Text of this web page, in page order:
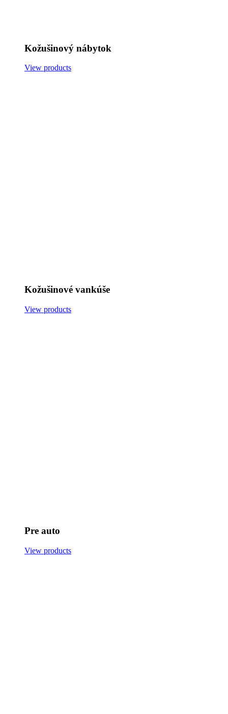
Kožušinový nábytok
View products
Kožušinové vankúše
View products
Pre auto
View products